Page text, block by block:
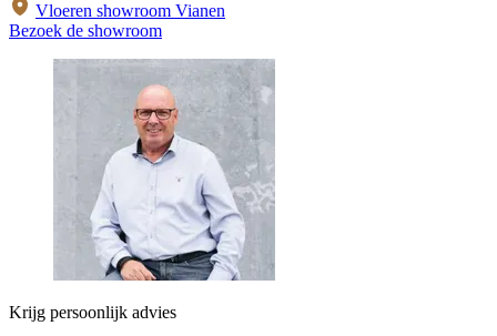
Vloeren showroom Vianen
Bezoek de showroom
Krijg persoonlijk advies